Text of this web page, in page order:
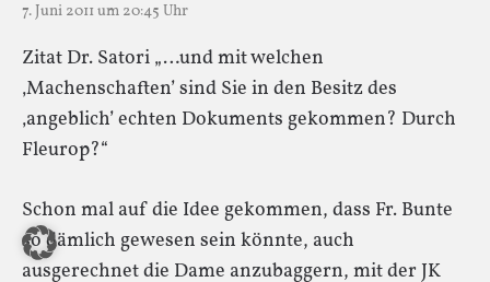
7. Juni 2011 um 20:45 Uhr
Zitat Dr. Satori „…und mit welchen
‚Machenschaften’ sind Sie in den Besitz des
‚angeblich’ echten Dokuments gekommen? Durch
Fleurop?“
Schon mal auf die Idee gekommen, dass Fr. Bunte
so dämlich gewesen sein könnte, auch
ausgerechnet die Dame anzubaggern, mit der JK